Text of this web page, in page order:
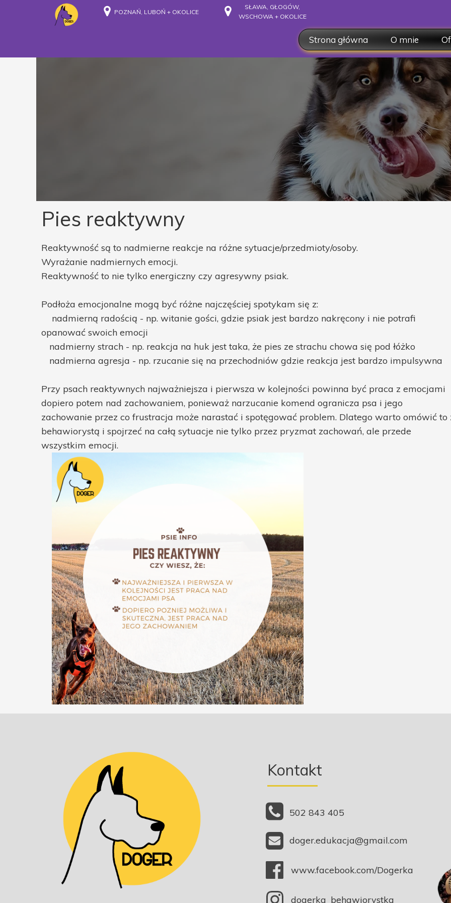
Kontakt
dogerka_behawiorystka
www.facebook.com/Dogerka
doger.edukacja@gmail.com
502 843 405
Strona główna
O mnie
O mnie
Dyplomy
Współpraca
SŁAWA, GŁOGÓW,
WSCHOWA + OKOLICE
POZNAŃ, LUBOŃ + OKOLICE
Pies reaktywny
Reaktywność są to nadmierne reakcje na różne sytuacje/przedmioty/osoby.
Wyrażanie nadmiernych emocji.
Reaktywność to nie tylko energiczny czy agresywny psiak.
Podłoża emocjonalne mogą być różne najczęściej spotykam się z:
nadmierną radością - np. witanie gości, gdzie psiak jest bardzo nakręcony i nie potrafi
opanować swoich emocji
nadmierny strach - np. reakcja na huk jest taka, że pies ze strachu chowa się pod łóżko
nadmierna agresja - np. rzucanie się na przechodniów gdzie reakcja jest bardzo impulsywna
Przy psach reaktywnych najważniejsza i pierwsza w kolejności powinna być praca z emocjami
dopiero potem nad zachowaniem, ponieważ narzucanie komend ogranicza psa i jego
zachowanie przez co frustracja może narastać i spotęgować problem. Dlatego warto omówić to
behawiorystą i spojrzeć na całą sytuacje nie tylko przez pryzmat zachowań, ale przede
wszystkim emocji.